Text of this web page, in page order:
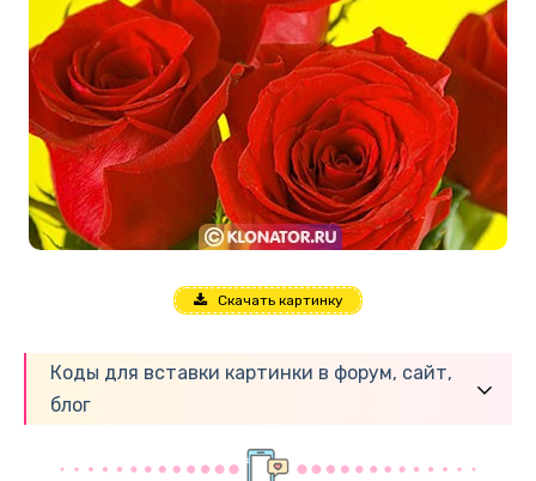
Скачать картинку
Коды для вставки картинки в форум, сайт,
блог